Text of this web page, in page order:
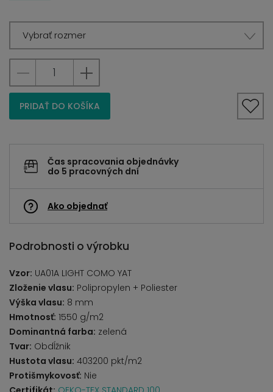
Vybrať rozmer
PRIDAŤ DO KOŠÍKA
Čas spracovania objednávky
do 5 pracovných dní
Ako objednať
Podrobnosti o výrobku
Vzor: UA01A LIGHT COMO YAT
Zloženie vlasu: Polipropylen + Poliester
Výška vlasu: 8 mm
Hmotnosť: 1550 g/m2
Dominantná farba: zelená
Tvar: Obdĺžnik
Hustota vlasu: 403200 pkt/m2
Protišmykovosť: Nie